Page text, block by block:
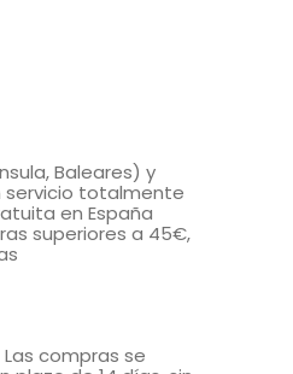
Baleares) y
servicio totalmente
en España
superiores a 45€,
compras se